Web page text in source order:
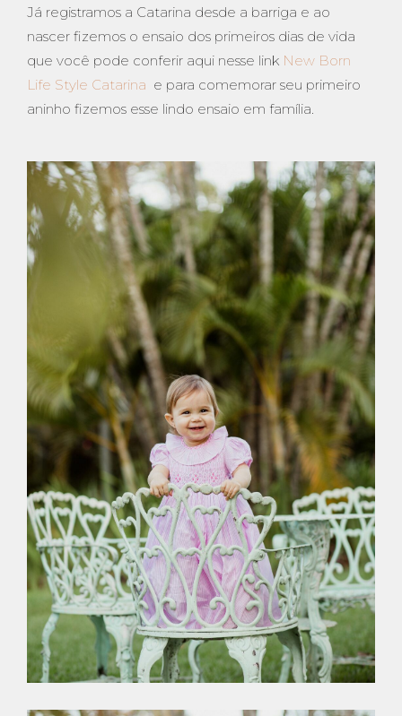
Já registramos a Catarina desde a barriga e ao
nascer fizemos o ensaio dos primeiros dias de vida
que você pode conferir aqui nesse link New Born
Life Style Catarina e para comemorar seu primeiro
aninho fizemos esse lindo ensaio em família.